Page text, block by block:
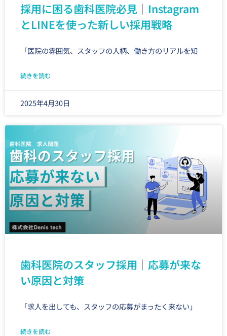
採用に困る歯科医院必見｜Instagram
とLINEを使った新しい採用戦略
「医院の雰囲気、スタッフの人柄、働き方のリアルを知
続きを読む
2025年4月30日
歯科医院のスタッフ採用｜応募が来な
い原因と対策
「求人を出しても、スタッフの応募がまったく来ない」
続きを読む